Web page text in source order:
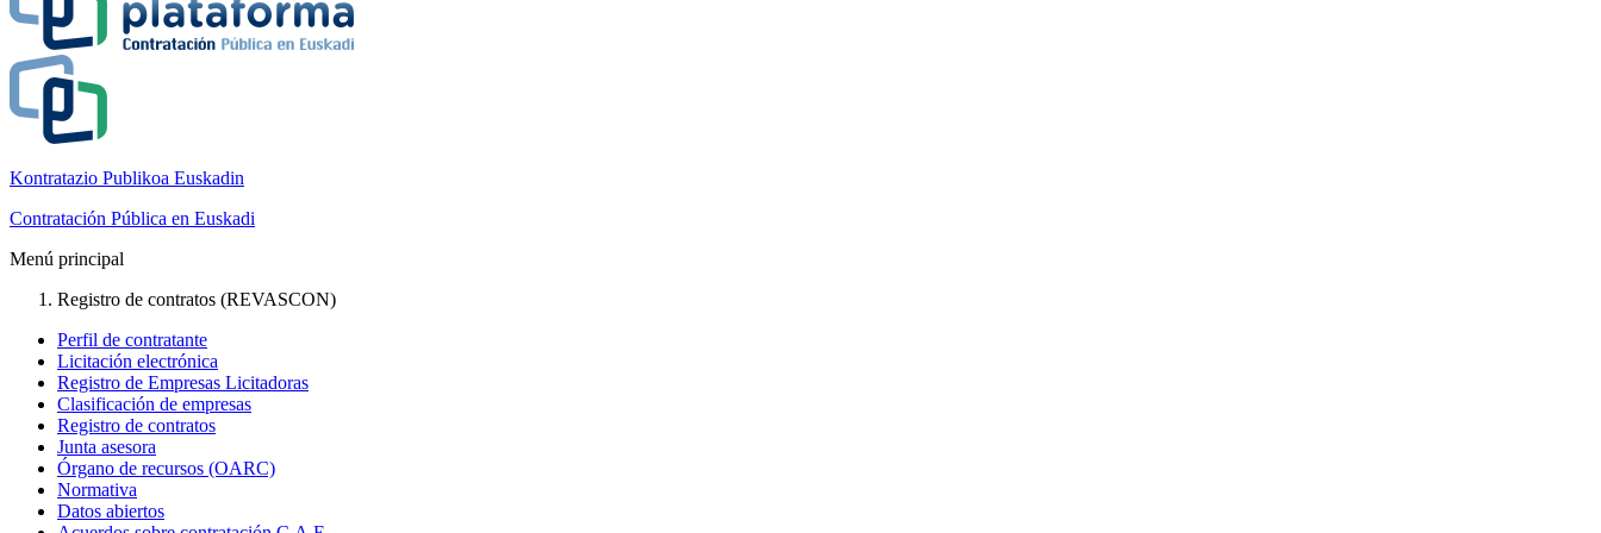
Kontratazio Publikoa Euskadin
Contratación Pública en Euskadi
Menú principal
Registro de contratos (REVASCON)
Perfil de contratante
Licitación electrónica
Registro de Empresas Licitadoras
Clasificación de empresas
Registro de contratos
Junta asesora
Órgano de recursos (OARC)
Normativa
Datos abiertos